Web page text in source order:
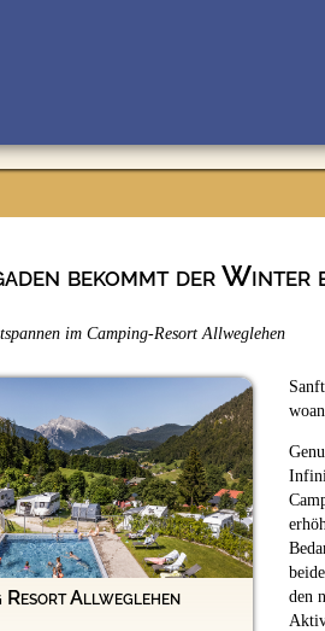
bekommt der Winter
im Camping-Resort Allweglehen
Resort Allweglehen
den